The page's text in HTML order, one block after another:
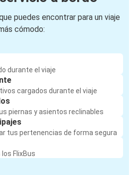
puedes encontrar para un viaje
cómodo:
durante el viaje
cargados durante el viaje
piernas y asientos reclinables
tus pertenencias de forma segura
FlixBus